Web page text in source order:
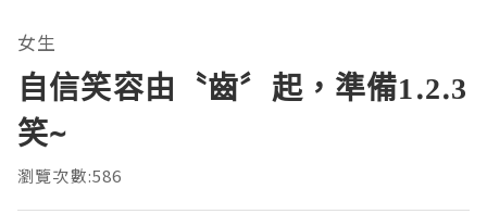
女生
自信笑容由〝齒〞起，準備1.2.3
笑~
瀏覽次數:586